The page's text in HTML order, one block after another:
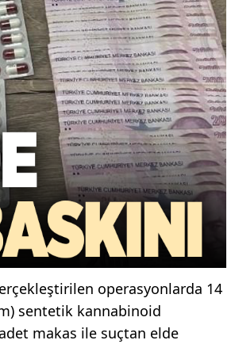
operasyonlarda 14
sentetik kannabinoid
makas ile suçtan elde